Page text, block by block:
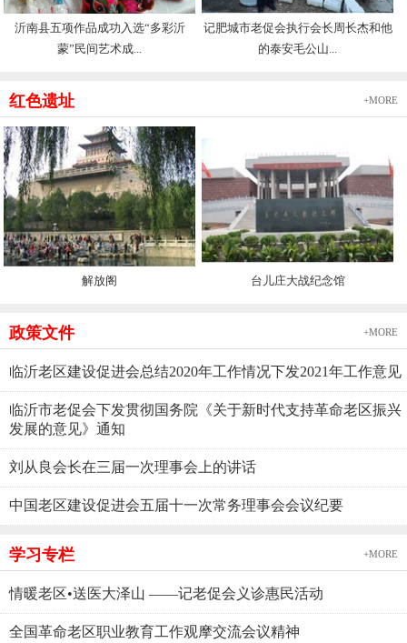
沂南县五项作品成功入选“多彩沂
蒙”民间艺术成...
记肥城市老促会执行会长周长杰和他
的泰安毛公山...
红色遗址 +MORE
解放阁 台儿庄大战纪念馆
政策文件 +MORE
临沂老区建设促进会总结2020年工作情况下发2021年工作意见
临沂市老促会下发贯彻国务院《关于新时代支持革命老区振兴
发展的意见》通知
刘从良会长在三届一次理事会上的讲话
中国老区建设促进会五届十一次常务理事会会议纪要
学习专栏 +MORE
情暖老区•送医大泽山 ——记老促会义诊惠民活动
全国革命老区职业教育工作观摩交流会议精神